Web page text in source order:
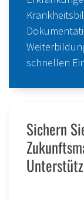
schnellen
Sichern